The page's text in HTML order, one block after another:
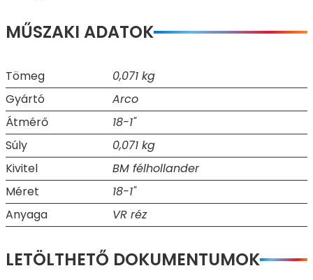
MŰSZAKI ADATOK
Tömeg
0,071 kg
Gyártó
Arco
Átmérő
18-1"
Súly
0,071 kg
Kivitel
BM félhollander
Méret
18-1"
Anyaga
VR réz
LETÖLTHETŐ DOKUMENTUMOK